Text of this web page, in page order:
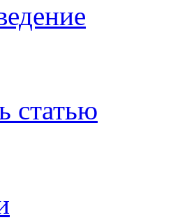
статью